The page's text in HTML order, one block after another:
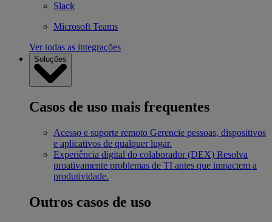
Slack
Microsoft Teams
Ver todas as integrações
Soluções
Casos de uso mais frequentes
Acesso e suporte remoto Gerencie pessoas, dispositivos
e aplicativos de qualquer lugar.
Experiência digital do colaborador (DEX) Resolva
proativamente problemas de TI antes que impactem a
produtividade.
Outros casos de uso